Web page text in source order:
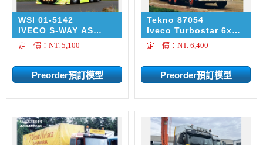
WSI 01-5142
IVECO S-WAY AS
HIGH MY2024 6X2
TWIN STEER
定 價：NT. 5,100
Tekno 87054
Iveco Turbostar 6x2
tractor unit with 3-
axle container trailer
定 價：NT. 6,400